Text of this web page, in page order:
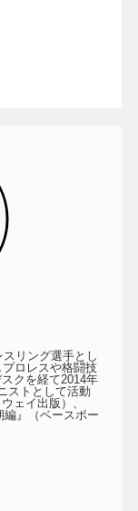
リング選手とし
ロレスや格闘技
クを経て2014年
ストとして活動
ェイ出版）、
編』（ベースボー